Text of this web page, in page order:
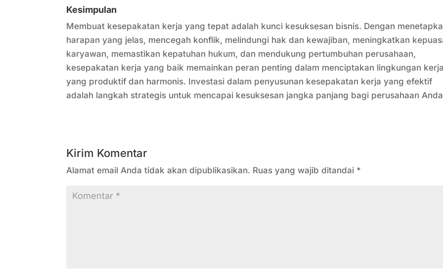
Kesimpulan
Membuat kesepakatan kerja yang tepat adalah kunci kesuksesan bisnis. Dengan
harapan yang jelas, mencegah konflik, melindungi hak dan kewajiban, meningkatkan
karyawan, memastikan kepatuhan hukum, dan mendukung pertumbuhan perusahaan,
kesepakatan kerja yang baik memainkan peran penting dalam menciptakan lingkungan kerja
yang produktif dan harmonis. Investasi dalam penyusunan kesepakatan kerja yang efektif
adalah langkah strategis untuk mencapai kesuksesan jangka panjang bagi perusahaan
Kirim Komentar
Alamat email Anda tidak akan dipublikasikan. Ruas yang wajib ditandai *